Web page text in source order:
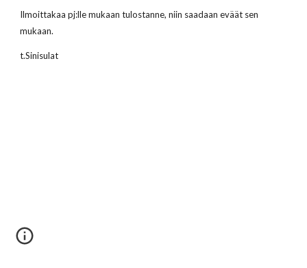
Ilmoittakaa pj:lle mukaan tulostanne, niin saadaan eväät sen
mukaan.
t.Sinisulat